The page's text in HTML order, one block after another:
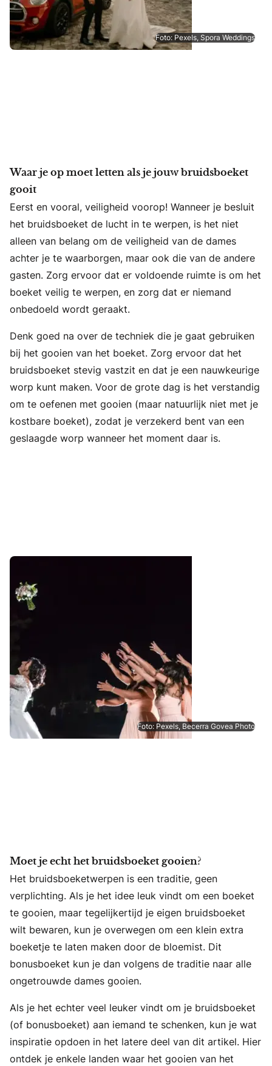
Foto: Pexels, Spora Weddings
Waar je op moet letten als je jouw bruidsboeket
gooit
Eerst en vooral, veiligheid voorop! Wanneer je besluit
het bruidsboeket de lucht in te werpen, is het niet
alleen van belang om de veiligheid van de dames
achter je te waarborgen, maar ook die van de andere
gasten. Zorg ervoor dat er voldoende ruimte is om het
boeket veilig te werpen, en zorg dat er niemand
onbedoeld wordt geraakt.
Denk goed na over de techniek die je gaat gebruiken
bij het gooien van het boeket. Zorg ervoor dat het
bruidsboeket stevig vastzit en dat je een nauwkeurige
worp kunt maken. Voor de grote dag is het verstandig
om te oefenen met gooien (maar natuurlijk niet met je
kostbare boeket), zodat je verzekerd bent van een
geslaagde worp wanneer het moment daar is.
Foto: Pexels, Becerra Govea Photo
Moet je echt het bruidsboeket gooien?
Het bruidsboeketwerpen is een traditie, geen
verplichting. Als je het idee leuk vindt om een boeket
te gooien, maar tegelijkertijd je eigen bruidsboeket
wilt bewaren, kun je overwegen om een klein extra
boeketje te laten maken door de bloemist. Dit
bonusboeket kun je dan volgens de traditie naar alle
ongetrouwde dames gooien.
Als je het echter veel leuker vindt om je bruidsboeket
(of bonusboeket) aan iemand te schenken, kun je wat
inspiratie opdoen in het latere deel van dit artikel. Hier
ontdek je enkele landen waar het gooien van het